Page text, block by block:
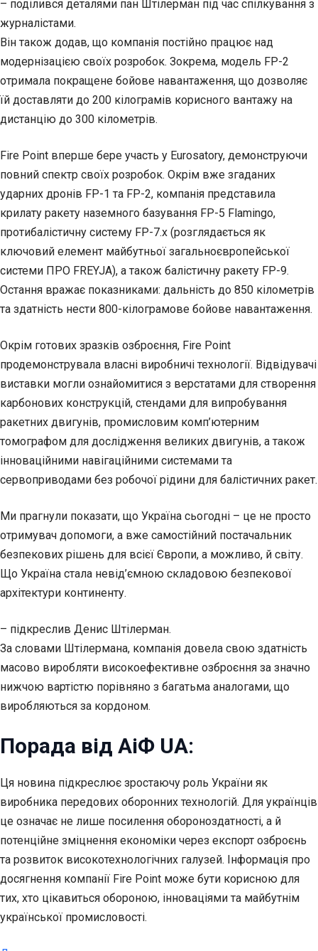
– поділився деталями пан Штілерман під час спілкування з
журналістами.
Він також додав, що компанія постійно працює над
модернізацією своїх розробок. Зокрема, модель FP-2
отримала покращене бойове навантаження, що дозволяє
їй доставляти до 200 кілограмів корисного вантажу на
дистанцію до 300 кілометрів.
Fire Point вперше бере участь у Eurosatory, демонструючи
повний спектр своїх розробок. Окрім вже згаданих
ударних дронів FP-1 та FP-2, компанія представила
крилату ракету наземного базування FP-5 Flamingo,
протибалістичну систему FP-7.х (розглядається як
ключовий елемент майбутньої загальноєвропейської
системи ПРО FREYJA), а також балістичну ракету FP-9.
Остання вражає показниками: дальність до 850 кілометрів
та здатність нести 800-кілограмове бойове навантаження.
Окрім готових зразків озброєння, Fire Point
продемонструвала власні виробничі технології. Відвідувачі
виставки могли ознайомитися з верстатами для створення
карбонових конструкцій, стендами для випробування
ракетних двигунів, промисловим комп’ютерним
томографом для дослідження великих двигунів, а також
інноваційними навігаційними системами та
сервоприводами без робочої рідини для балістичних ракет.
Ми прагнули показати, що Україна сьогодні – це не просто
отримувач допомоги, а вже самостійний постачальник
безпекових рішень для всієї Європи, а можливо, й світу.
Що Україна стала невід’ємною складовою безпекової
архітектури континенту.
– підкреслив Денис Штілерман.
За словами Штілермана, компанія довела свою здатність
масово виробляти високоефективне озброєння за значно
нижчою вартістю порівняно з багатьма аналогами, що
виробляються за кордоном.
Порада від АіФ UA:
Ця новина підкреслює зростаючу роль України як
виробника передових оборонних технологій. Для українців
це означає не лише посилення обороноздатності, а й
потенційне зміцнення економіки через експорт озброєнь
та розвиток високотехнологічних галузей. Інформація про
досягнення компанії Fire Point може бути корисною для
тих, хто цікавиться обороною, інноваціями та майбутнім
української промисловості.